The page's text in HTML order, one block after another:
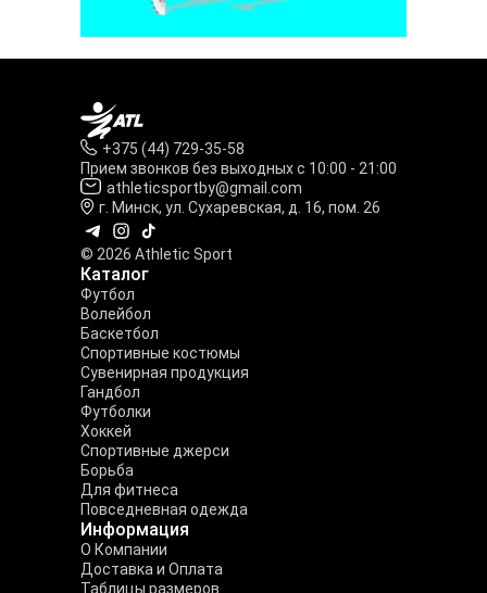
+375 (44) 729-35-58
Прием звонков без выходных с 10:00 - 21:00
athleticsportby@gmail.com
г. Минск, ул. Сухаревская, д. 16, пом. 26
© 2026 Athletic Sport
Каталог
Футбол
Волейбол
Баскетбол
Спортивные костюмы
Сувенирная продукция
Гандбол
Футболки
Хоккей
Спортивные джерси
Борьба
Для фитнеса
Повседневная одежда
Информация
О Компании
Доставка и Оплата
Таблицы размеров